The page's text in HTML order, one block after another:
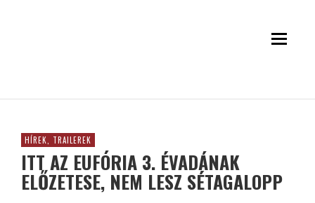
HÍREK, TRAILEREK
ITT AZ EUFÓRIA 3. ÉVADÁNAK
ELŐZETESE, NEM LESZ SÉTAGALOPP